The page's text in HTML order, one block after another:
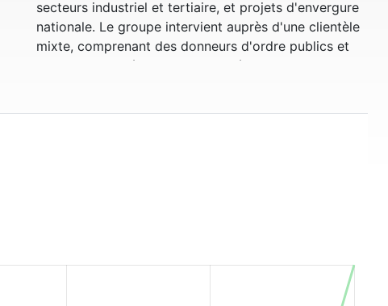
secteurs industriel et tertiaire, et projets d'envergure
nationale. Le groupe intervient auprès d'une clientèle
mixte, comprenant des donneurs d'ordre publics et
des clients privés, et s'est imposé comme un acteur